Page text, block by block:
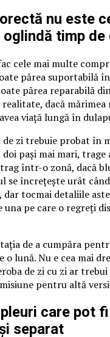
nu este
timp de
cele mai multe
părea suportabilă
părea reparabilă
dacă mărimea
viață lungă în
zi trebuie probat în
pași mai mari, trage
într-o zonă, dacă
se încrețește urât
dar tocmai detaliile
una pe care o regreți
de a cumpăra
o lună. Nu e cea mai
de zi cu zi ar
pentru altă
care pot
separat